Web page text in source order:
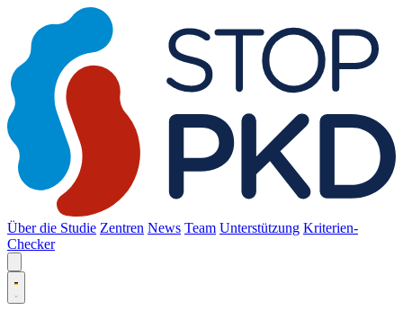
Über die Studie Zentren News Team Unterstützung Kriterien-
Checker